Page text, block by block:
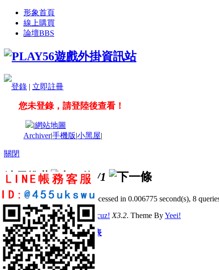
形象首頁
線上購買
論壇BBS
登錄 | 立即註冊
您未登錄，請登陸後查看！
|網站地圖
Archiver|手機版|小黑屋|
關閉
站長推薦 /1
GMT+8, 2026-8-6 23:10, Processed in 0.006775 second(s), 8
© 2001-2011 Powered byDiscuz! X3.2. Theme ByYeei!
快速回復 返回頂部 返回列表